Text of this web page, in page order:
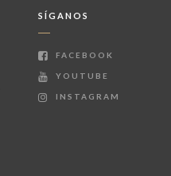
SÍGANOS
FACEBOOK
YOUTUBE
INSTAGRAM